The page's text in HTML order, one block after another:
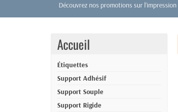
Découvrez nos promotions sur
Accueil
Étiquettes
Support Adhésif
Support Souple
Support Rigide